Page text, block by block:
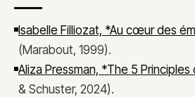
Isabelle Filliozat, *Au cœur des
(Marabout, 1999).
Aliza Pressman, *The 5
& Schuster, 2024).